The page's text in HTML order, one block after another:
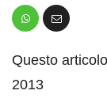
Questo
2013